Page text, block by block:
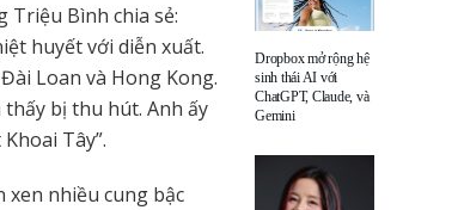
Triệu Bình chia sẻ:
huyết với diễn xuất.
Loan và Hong Kong.
bị thu hút. Anh ấy
Tây”.
xen nhiều cung bậc
Dropbox mở rộng hệ
sinh thái AI với
ChatGPT, Claude, và
Gemini